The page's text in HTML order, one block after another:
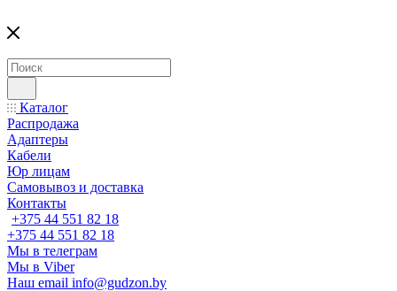
Каталог
Распродажа
Адаптеры
Кабели
Юр лицам
Самовывоз и доставка
Контакты
+375 44 551 82 18
+375 44 551 82 18
Мы в телеграм
Мы в Viber
Наш email info@gudzon.by